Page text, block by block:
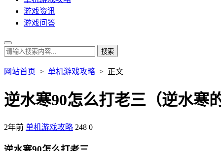
游戏资讯
游戏问答
网站首页 > 单机游戏攻略 > 正文
逆水寒90怎么打老三（逆水寒
2年前 单机游戏攻略 248 0